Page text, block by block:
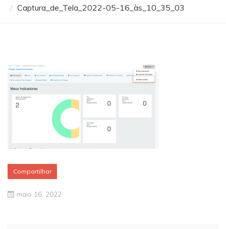
Captura_de_Tela_2022-05-16_às_10_35_03
Compartilhar
maio 16, 2022